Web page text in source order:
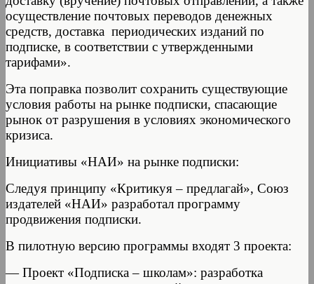
осуществление почтовых переводов денежных
средств, доставка периодических изданий по
подписке, в соответствии с утвержденными
тарифами».
Эта поправка позволит сохранить существующие
условия работы на рынке подписки, спасающие
рынок от разрушения в условиях экономического
кризиса.
Инициативы «НАИ» на рынке подписки:
Следуя принципу «Критикуя – предлагай», Союз
издателей «НАИ» разработал программу
продвижения подписки.
В пилотную версию программы входят 3 проекта:
— Проект «Подписка – школам»: разработка